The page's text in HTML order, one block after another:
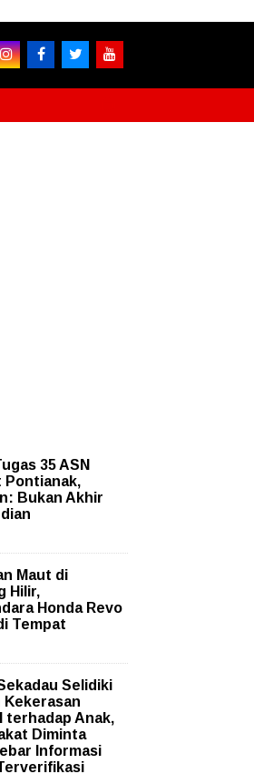
35 ASN
Pontianak,
Bukan Akhir
Maut di
Hilir,
Honda Revo
Tempat
Selidiki
Kekerasan
terhadap Anak,
Diminta
Informasi